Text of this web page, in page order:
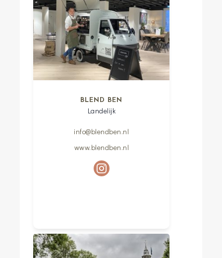
BLEND BEN
Landelijk
info@blendben.nl
www.blendben.nl